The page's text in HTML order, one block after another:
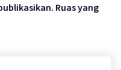
Ruas yang